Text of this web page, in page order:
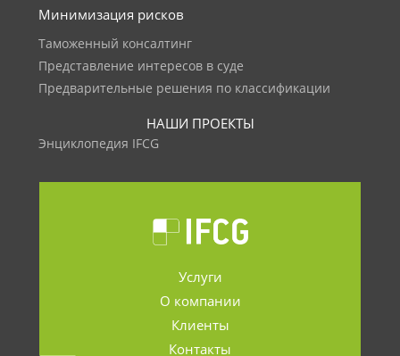
Минимизация рисков
Таможенный консалтинг
Представление интересов в суде
Предварительные решения по классификации
НАШИ ПРОЕКТЫ
Энциклопедия IFCG
Услуги
О компании
Клиенты
Контакты